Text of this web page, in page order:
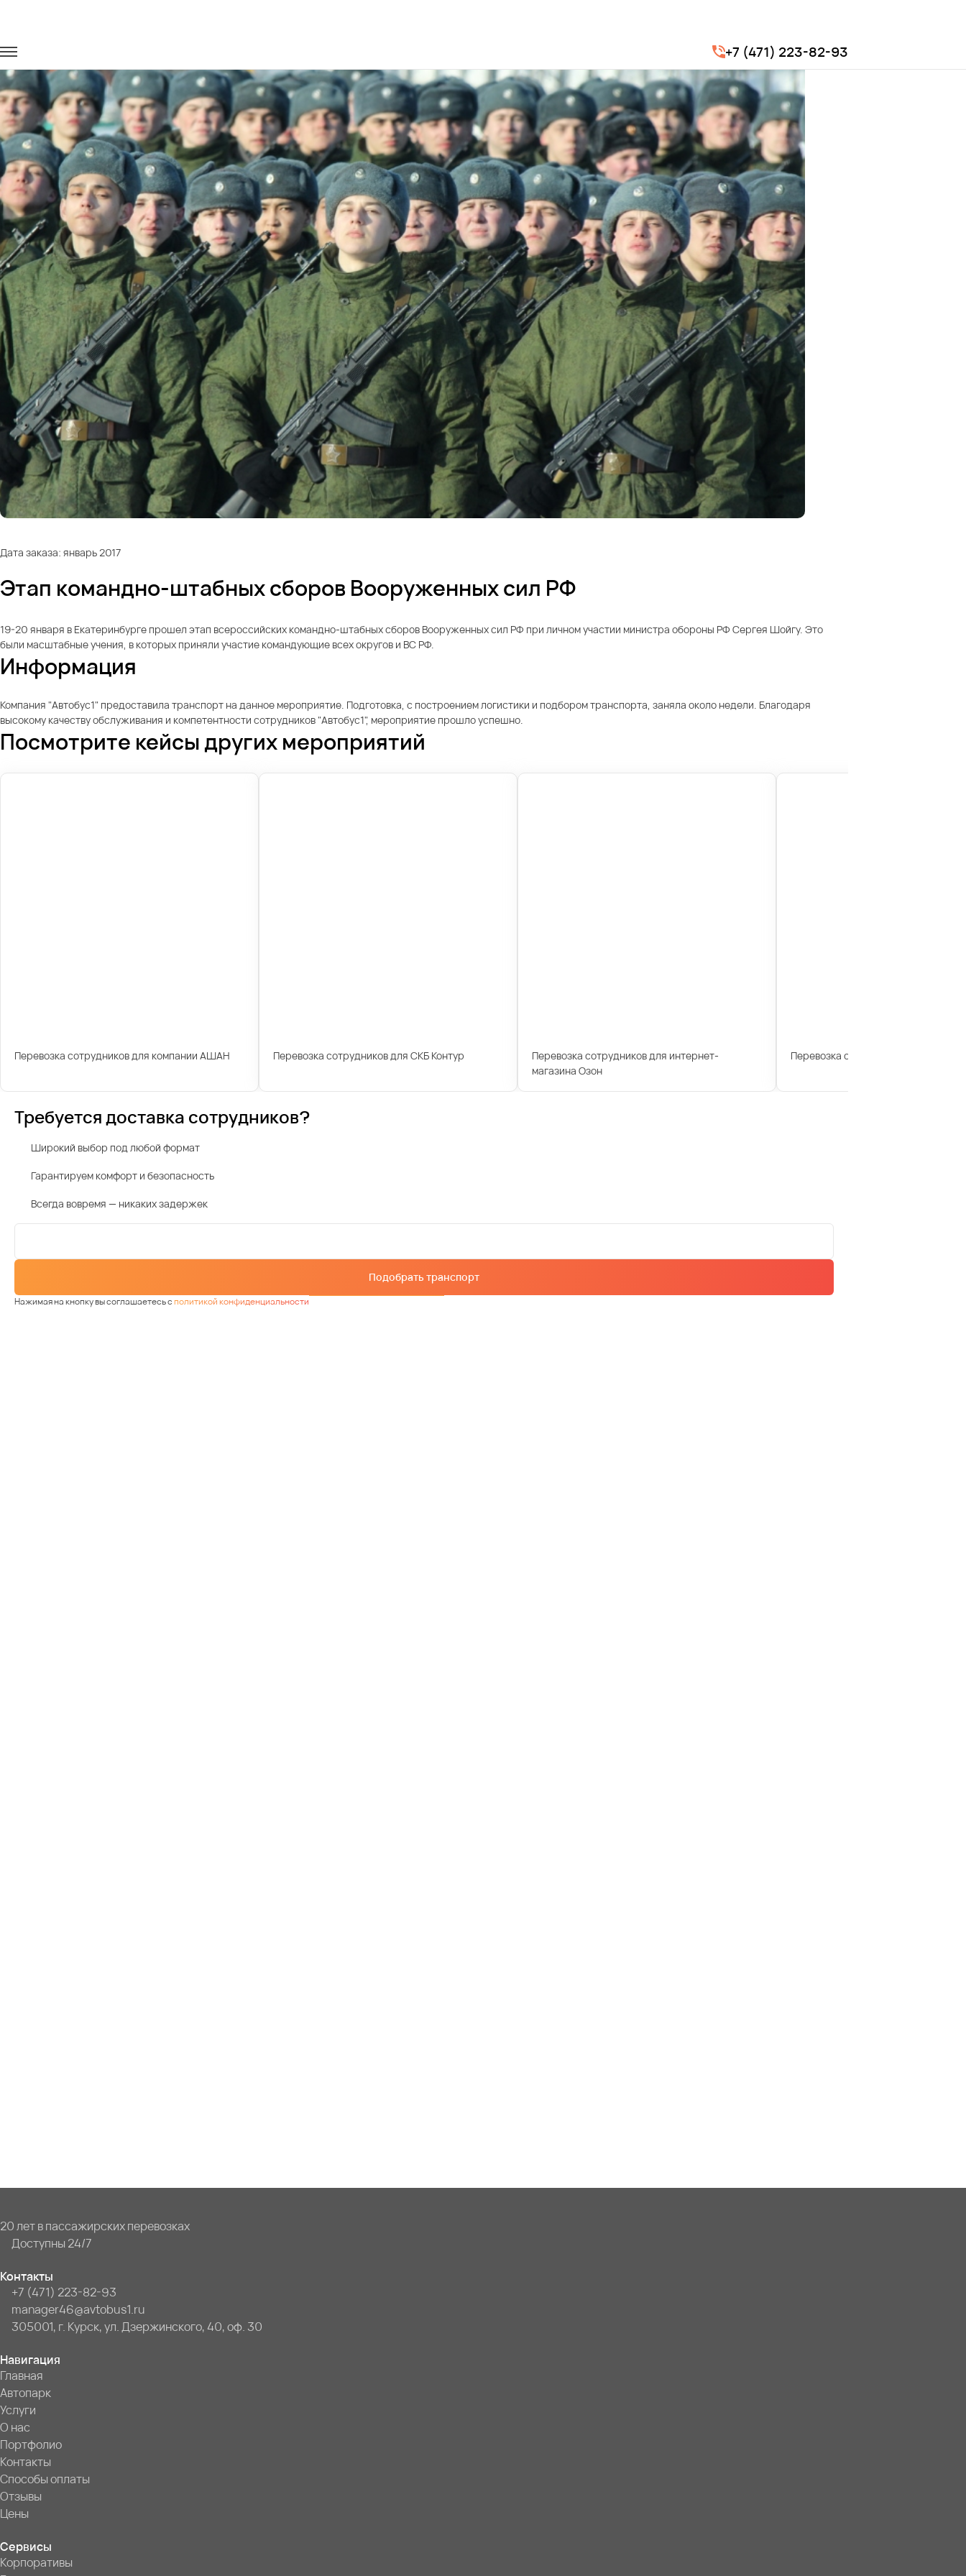
+7 (471) 223-82-93
Дата заказа: январь 2017
Этап командно-штабных сборов Вооруженных сил РФ
19-20 января в Екатеринбурге прошел этап всероссийских командно-штабных сборов Вооруженных сил РФ при личном участии министра обороны РФ Сергея Шойгу. Это
были масштабные учения, в которых приняли участие командующие всех округов и ВС РФ.
Информация
Компания "Автобус1" предоставила транспорт на данное мероприятие. Подготовка, с построением логистики и подбором транспорта, заняла около недели. Благодаря
высокому качеству обслуживания и компетентности сотрудников "Автобус1", мероприятие прошло успешно.
Посмотрите кейсы других мероприятий
Перевозка сотрудников для компании АШАН Перевозка сотрудников для СКБ Контур
Перевозка сотрудников для интернет-
магазина Озон
Перевозка сотрудников для
Требуется доставка сотрудников?
Широкий выбор под любой формат
Гарантируем комфорт и безопасность
Всегда вовремя — никаких задержек
Подобрать транспорт
Нажимая на кнопку вы соглашаетесь сполитикой конфиденциальности
20 лет в пассажирских перевозках
Доступны 24/7
Контакты
+7 (471) 223-82-93
manager46@avtobus1.ru
305001, г. Курск, ул. Дзержинского, 40, оф. 30
Навигация
Главная
Автопарк
Услуги
О нас
Портфолио
Контакты
Способы оплаты
Отзывы
Цены
Сервисы
Корпоративы